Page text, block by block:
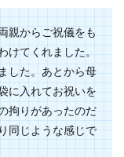
親からご祝儀をも
けてくれました。
した。あとから母
に入れてお祝いを
拘りがあったのだ
同じような感じで